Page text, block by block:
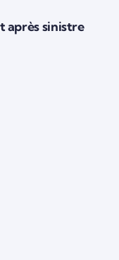
après sinistre